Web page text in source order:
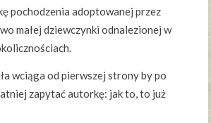
pochodzenia adoptowanej przez
małej dziewczynki odnalezionej w
wciąga od pierwszej strony by po
zapytać autorkę: jak to, to już